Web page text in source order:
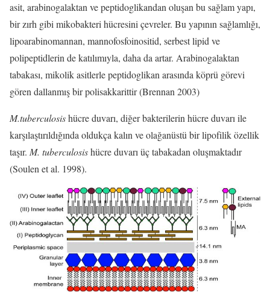
asit, arabinogalaktan ve peptidoglikandan oluşan bu sağlam yapı,
bir zırh gibi mikobakteri hücresini çevreler. Bu yapının sağlamlığı,
lipoarabinomannan, mannofosfoinositid, serbest lipid ve
polipeptidlerin de katılımıyla, daha da artar. Arabinogalaktan
tabakası, mikolik asitlerle peptidoglikan arasında köprü görevi
gören dallanmış bir polisakkarittir (Brennan 2003)
M.tuberculosishücre duvarı, diğer bakterilerin hücre duvarı ile
karşılaştırıldığında oldukça kalın ve olağanüstü bir lipofilik özellik
taşır. M. tuberculosishücre duvarı üç tabakadan oluşmaktadır
(Soulen et al. 1998).